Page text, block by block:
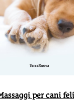
per cani